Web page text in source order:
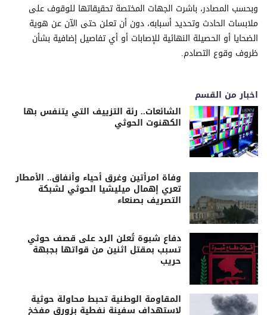
وبحسب المصادر، باشرت الجهات المختصة تحقيقاتها للوقوف على
ملابسات الحادث وتحديد أسبابه، دون أن تعلن حتى الآن عن هوية
الضحايا أو الحصيلة النهائية للإصابات أو أي تفاصيل إضافية بشأن
ظروف وقوع التصادم.
اخبار من القسم
الشائعات.. رئة التزييف التي يتنفس بها
الكهنوت الحوثي
وفاة امرأتين وغرق أحياء وأنفاق.. الأمطار
تعري إهمال ميليشيا الحوثي لشبكة
التصريف بصنعاء
دفاع شبوة تُعلن الرد على قصف حوثي
تسبب بمقتل اثنين من قواتها بجبهة
حريب
المقاومة الوطنية تحبط محاولة حوثية
لاستهداف سفينة نفطية بزورق مفخخ